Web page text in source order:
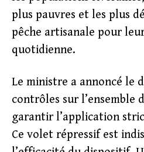
plus pauvres et les plus
pêche artisanale pour
quotidienne.
Le ministre a annoncé le
contrôles sur
garantir l’application
Ce volet répressif est